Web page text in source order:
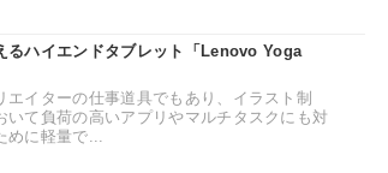
るハイエンドタブレット「Lenovo Yoga
イターの仕事道具でもあり、イラスト制
て負荷の高いアプリやマルチタスクにも対
に軽量で...